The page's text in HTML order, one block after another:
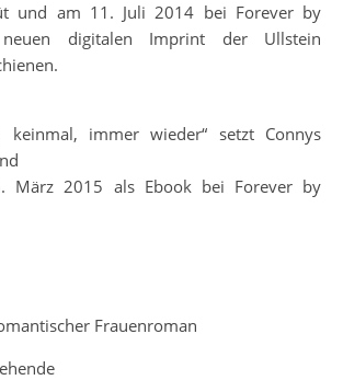
und am 11. Juli 2014 bei Forever by
digitalen Imprint der Ullstein
keinmal, immer wieder“ setzt Connys
März 2015 als Ebook bei Forever by
Frauenroman